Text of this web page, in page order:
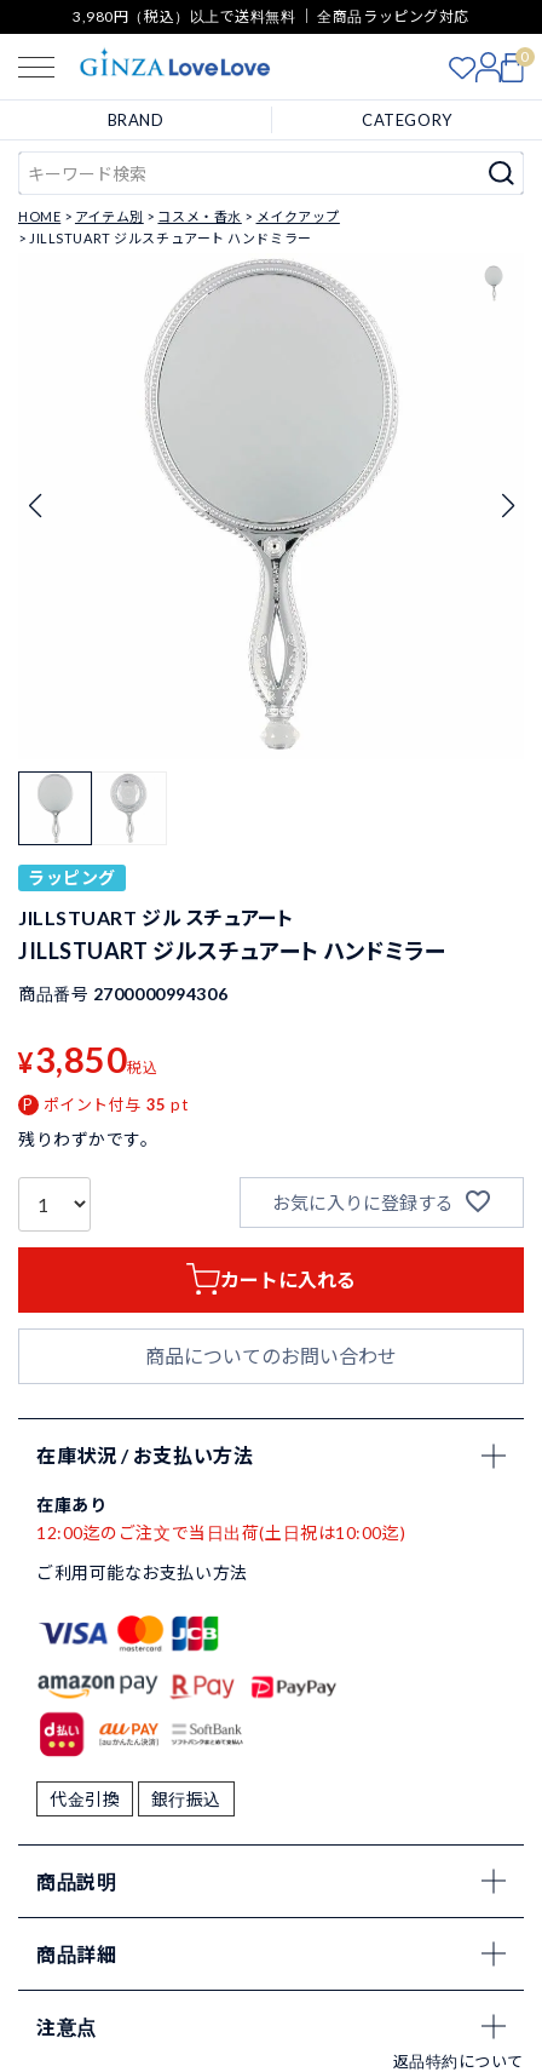
3,980円（税込）以上で送料無料 ｜ 全商品ラッピング対応
0
BRAND CATEGORY
HOME アイテム別 コスメ・香水
メイクアップ
JILLSTUART ジルスチュアート ハンドミラー
ラッピング
JILLSTUART ジル スチュアート
JILLSTUART ジルスチュアート ハンドミラー
商品番号 2700000994306
¥3,850税込
ポイント付与 35 pt
残りわずかです。
お気に入りに登録する
カートに入れる
商品についてのお問い合わせ
在庫状況 / お支払い方法
在庫あり
12:00迄のご注文で当日出荷(土日祝は10:00迄)
ご利用可能なお支払い方法
代金引換 銀行振込
商品説明
商品詳細
注意点
返品特約について